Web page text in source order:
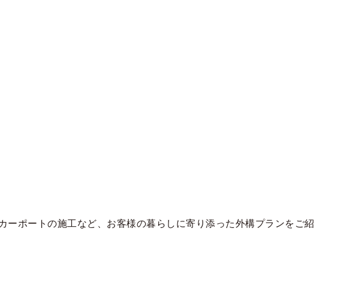
ポートの施工など、お客様の暮らしに寄り添った外構プランをご紹